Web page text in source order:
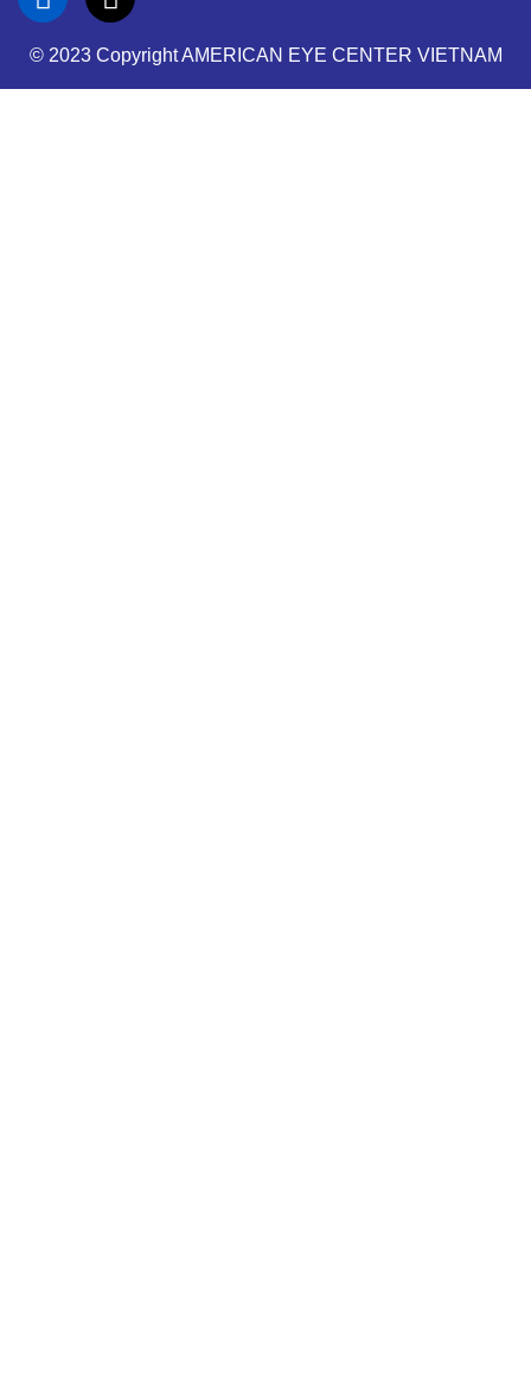
© 2023 Copyright AMERICAN EYE CENTER VIETNAM